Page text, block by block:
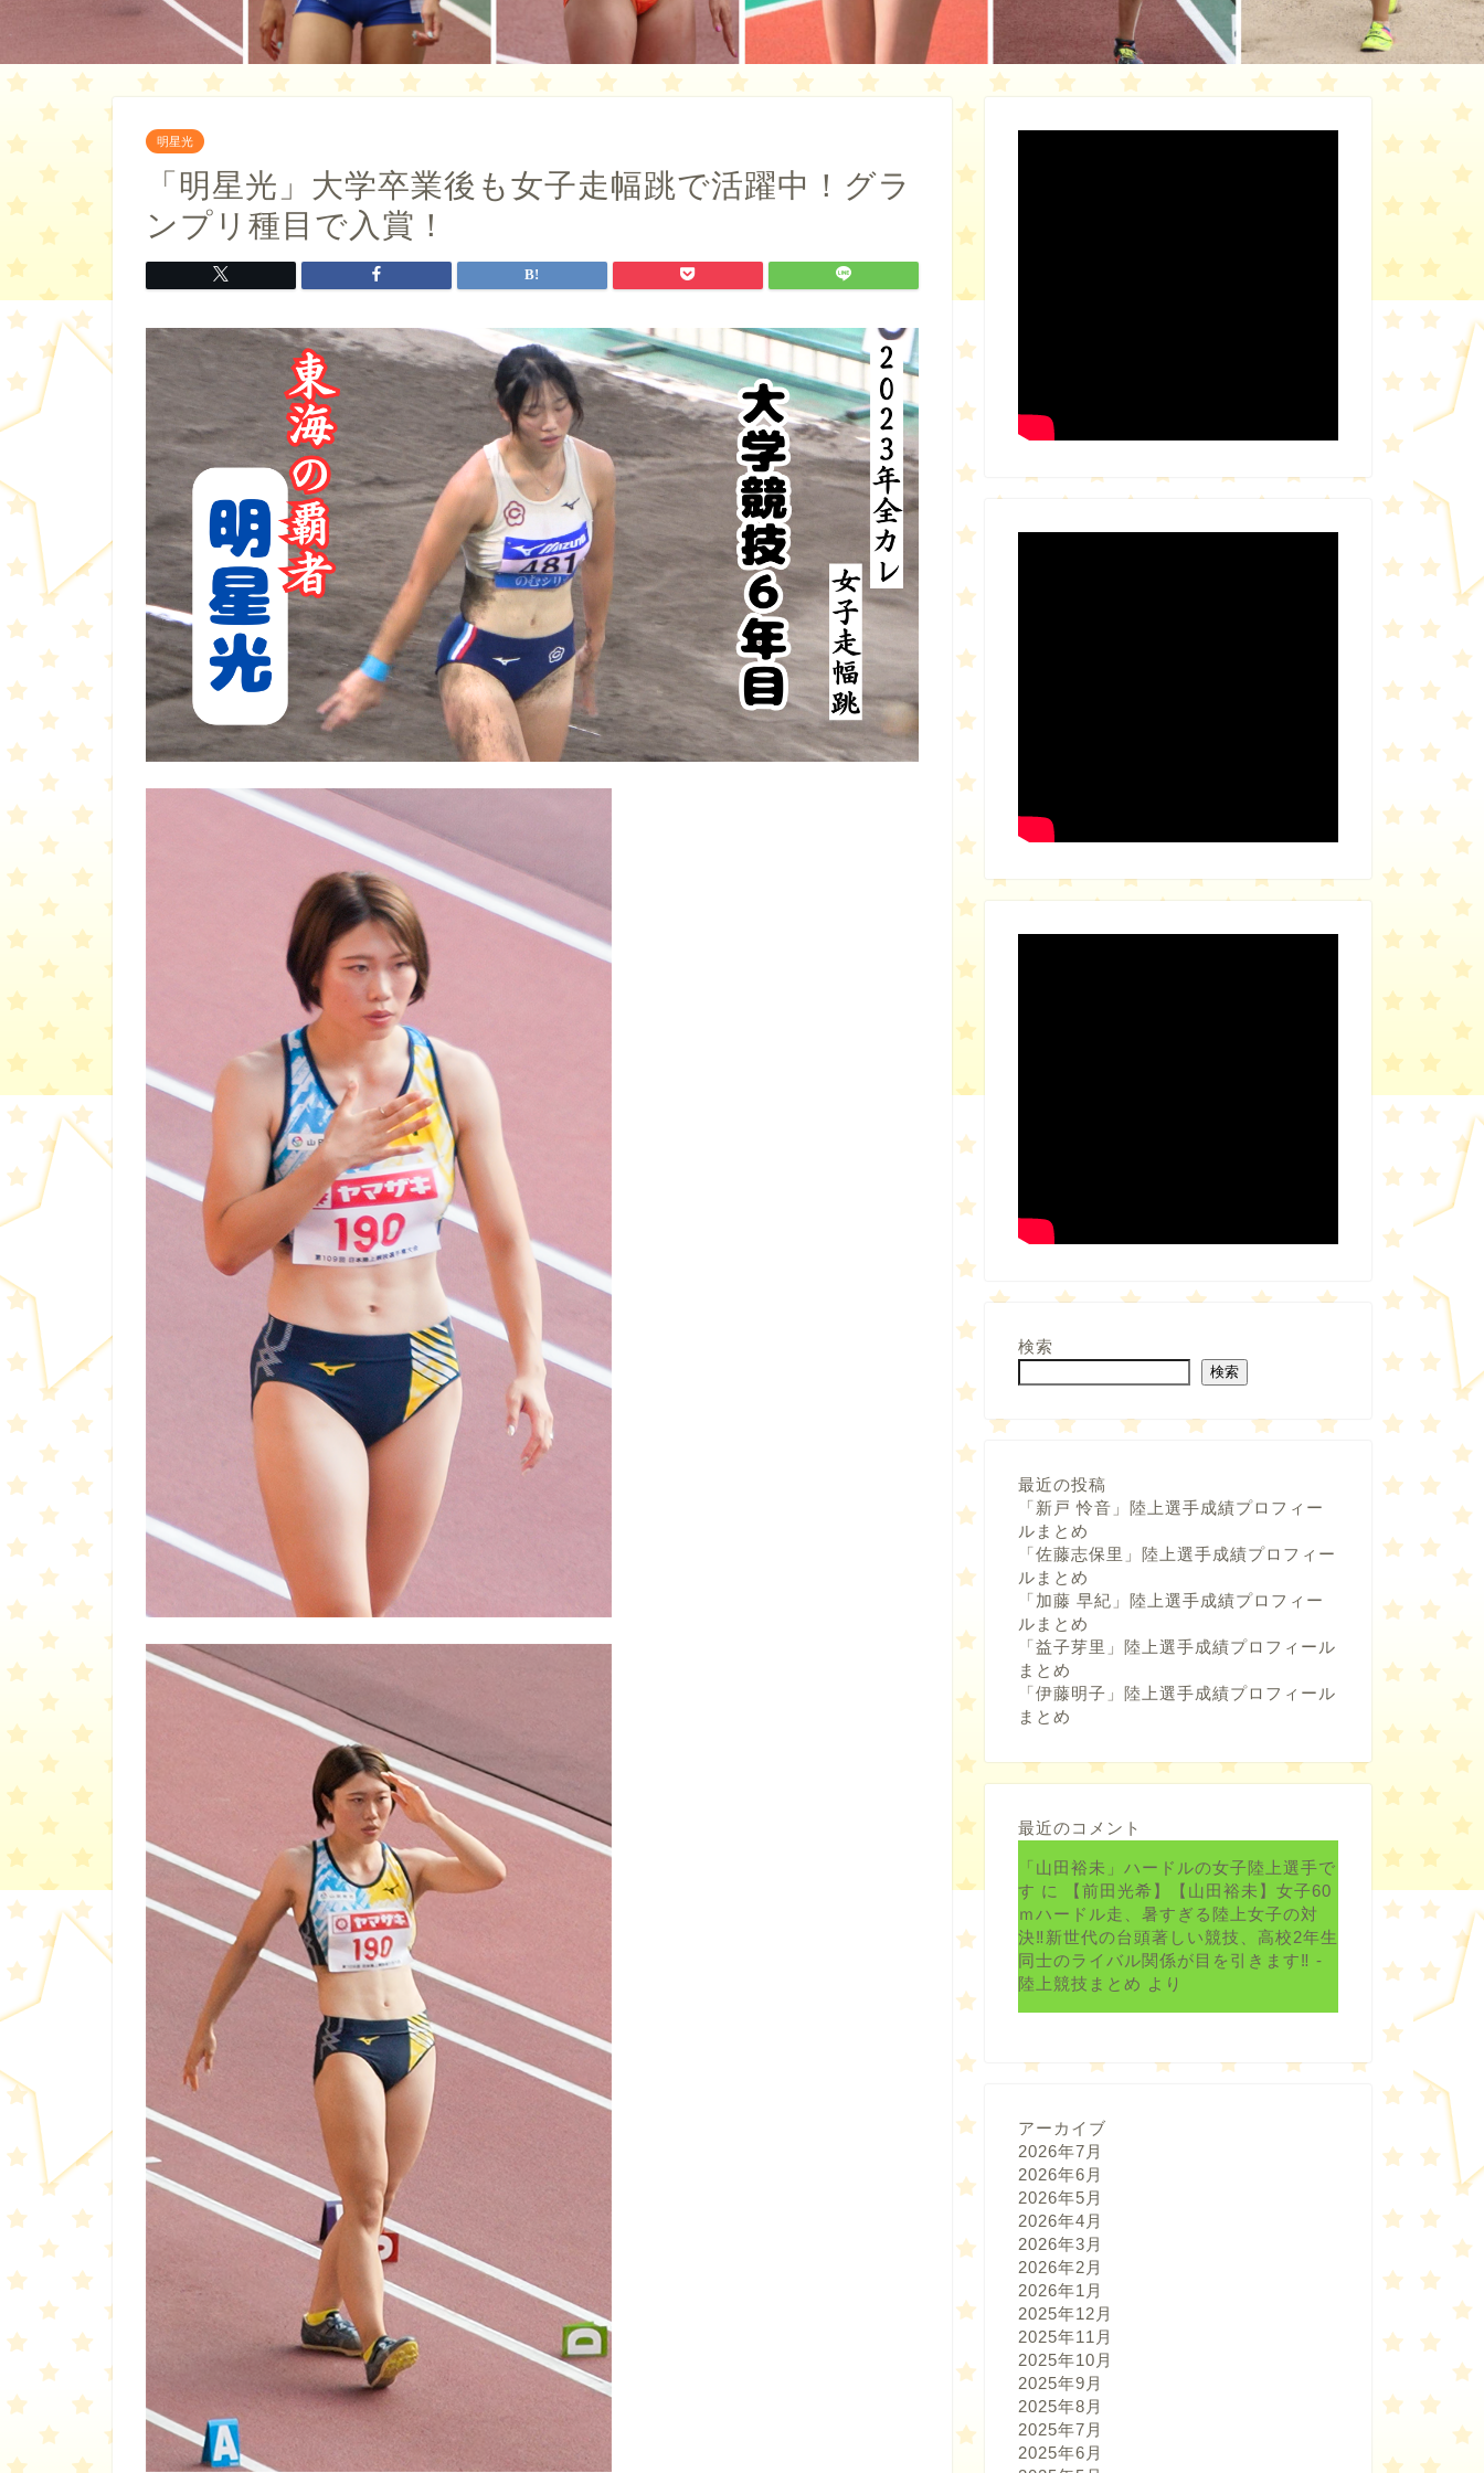
明星光
「明星光」大学卒業後も女子走幅跳で活躍中！グラ
ンプリ種目で入賞！
検索
検索
最近の投稿
「新戸 怜音」陸上選手成績プロフィー
ルまとめ
「佐藤志保里」陸上選手成績プロフィー
ルまとめ
「加藤 早紀」陸上選手成績プロフィー
ルまとめ
「益子芽里」陸上選手成績プロフィール
まとめ
「伊藤明子」陸上選手成績プロフィール
まとめ
最近のコメント
「山田裕未」ハードルの女子陸上選手で
す に
【前田光希】【山田裕未】女子60
ｍハードル走、暑すぎる陸上女子の対
決‼新世代の台頭著しい競技、高校2年生
同士のライバル関係が目を引きます‼ -
陸上競技まとめ より
アーカイブ
2026年7月
2026年6月
2026年5月
2026年4月
2026年3月
2026年2月
2026年1月
2025年12月
2025年11月
2025年10月
2025年9月
2025年8月
2025年7月
2025年6月